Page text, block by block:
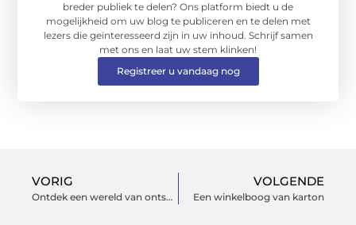
breder publiek te delen? Ons platform biedt u de
mogelijkheid om uw blog te publiceren en te delen met
lezers die geïnteresseerd zijn in uw inhoud. Schrijf samen
met ons en laat uw stem klinken!
Registreer u vandaag nog
VORIG
Ontdek een wereld van ontspanning
VOLGENDE
Een winkelboog van karton